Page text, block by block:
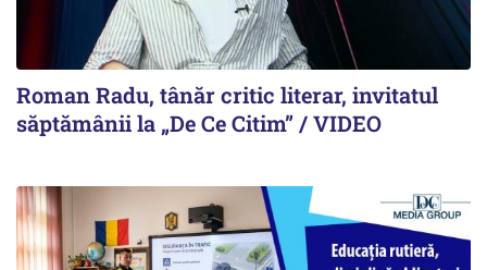
Roman Radu, tânăr critic literar, invitatul
săptămânii la „De Ce Citim” / VIDEO